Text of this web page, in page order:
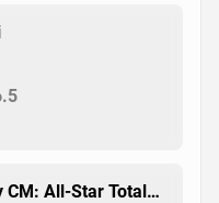
CM: All-Star Total